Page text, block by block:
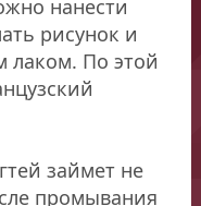
нанести
рисунок и
лаком. По этой
займет не
промывания